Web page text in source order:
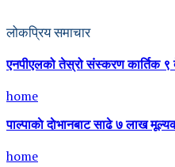
लोकप्रिय समाचार
एनपीएलको तेस्रो संस्करण कार्तिक ९
home
पाल्पाकाे दाेभानबाट साढे ७ लाख
home